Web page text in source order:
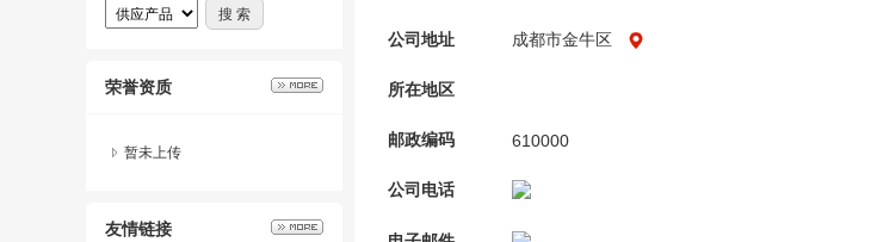
荣誉资质
暂未上传
友情链接
公司地址 成都市金牛区
所在地区
邮政编码 610000
公司电话